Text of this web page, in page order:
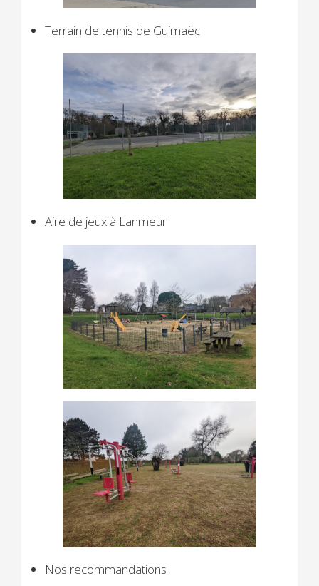
Terrain de tennis de Guimaëc
Aire de jeux à Lanmeur
Nos recommandations